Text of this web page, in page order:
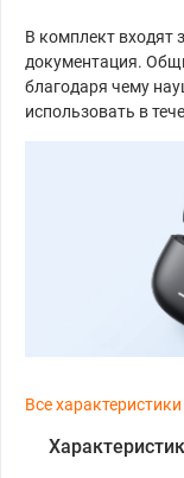
В комплект входят
документация.
благодаря чему
использовать в
Все характеристики